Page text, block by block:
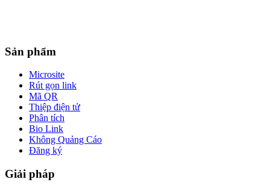
Sản phẩm
Microsite
Rút gọn link
Mã QR
Thiệp điện tử
Phân tích
Bio Link
Không Quảng Cáo
Đăng ký
Giải pháp